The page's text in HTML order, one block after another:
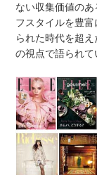
ない収集価値の
フスタイルを豊
られた時代を超
の視点で語られて